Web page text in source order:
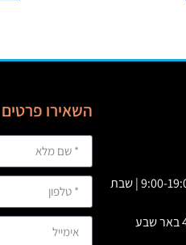
א' – ה' 09:00 – 23:00 | ו’ : 9:00-19:00 | שבת
השאירו פרטים